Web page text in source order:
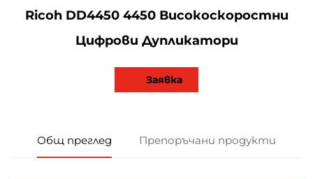
Ricoh DD4450 4450 Високоскоростни
Цифрови Дупликатори
Заявка
Общ преглед Препоръчани продукти